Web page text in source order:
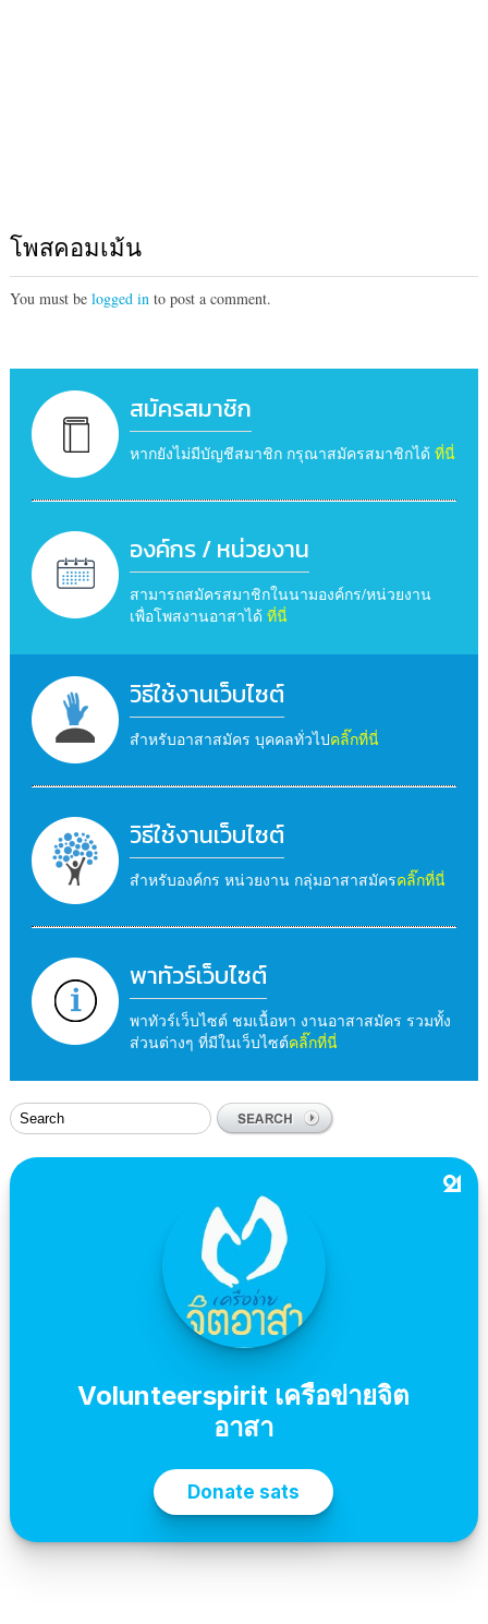
โพสคอมเม้น
You must be logged into post a comment.
สมัครสมาชิก
หากยังไม่มีบัญชีสมาชิก กรุณาสมัครสมาชิกได้ ที่นี่
องค์กร / หน่วยงาน
สามารถสมัครสมาชิกในนามองค์กร/หน่วยงาน
เพื่อโพสงานอาสาได้ ที่นี่
วิธีใช้งานเว็บไซต์
สำหรับอาสาสมัคร บุคคลทั่วไปคลิ๊กที่นี่
วิธีใช้งานเว็บไซต์
สำหรับองค์กร หน่วยงาน กลุ่มอาสาสมัครคลิ๊กที่นี่
พาทัวร์เว็บไซต์
พาทัวร์เว็บไซต์ ชมเนื้อหา งานอาสาสมัคร รวมทั้ง
ส่วนต่างๆ ที่มีในเว็บไซต์คลิ๊กที่นี่